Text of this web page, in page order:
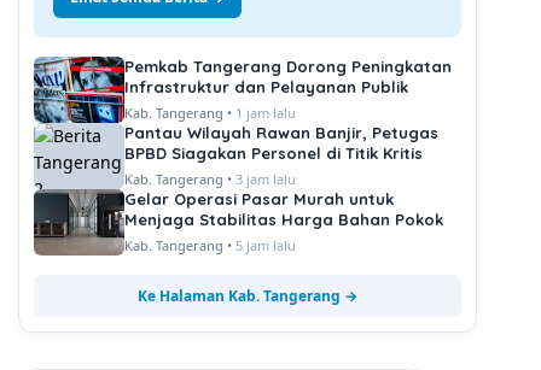
Pemkab Tangerang Dorong Peningkatan
Infrastruktur dan Pelayanan Publik
Kab. Tangerang • 1 jam lalu
Pantau Wilayah Rawan Banjir, Petugas
BPBD Siagakan Personel di Titik Kritis
Kab. Tangerang • 3 jam lalu
Gelar Operasi Pasar Murah untuk
Menjaga Stabilitas Harga Bahan Pokok
Kab. Tangerang • 5 jam lalu
Ke Halaman Kab. Tangerang →